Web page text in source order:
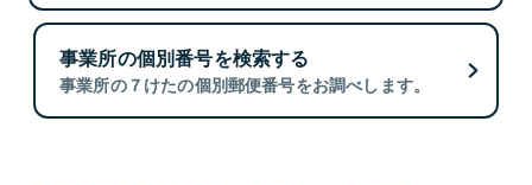
事業所の個別番号を検索する
事業所の７けたの個別郵便番号をお調べします。